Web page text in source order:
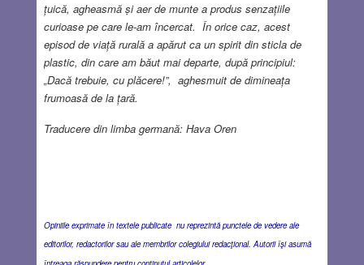
țuică, agheasmă și aer de munte a produs senzațiile
curioase pe care le-am încercat. În orice caz, acest
episod de viață rurală a apărut ca un spirit din sticla de
plastic, din care am băut mai departe, după principiul:
„Dacă trebuie, cu plăcere!”, aghesmuit de dimineața
frumoasă de la țară.
Traducere din limba germană: Hava Oren
Opiniile exprimate în textele publicate nu reprezintă punctele de vedere ale
editorilor, redactorilor sau ale membrilor colegiului redacţional. Autorii îşi asumă